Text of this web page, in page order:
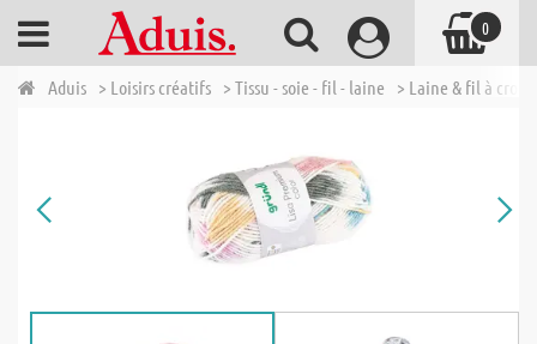
Aduis > Loisirs créatifs > Tissu - soie - fil - laine > Laine & fil à
0